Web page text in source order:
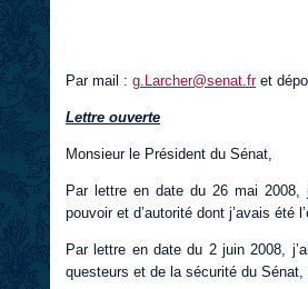
Par mail : g.Larcher@senat.fret
Lettre ouverte
Monsieur le Président du Sénat,
Par lettre en date du 26 mai 2008,
pouvoir et d’autorité dont j’avais été
Par lettre en date du 2 juin 2008,
questeurs et de la sécurité du